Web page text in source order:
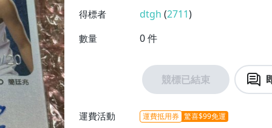
得標者 dtgh (2711)
數量 0件
競標已結束
運費活動 運費抵用券 驚喜$99免運